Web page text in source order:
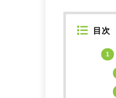
目次
1